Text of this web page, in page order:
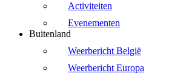
Activiteiten
Evenementen
Buitenland
Weerbericht België
Weerbericht Europa